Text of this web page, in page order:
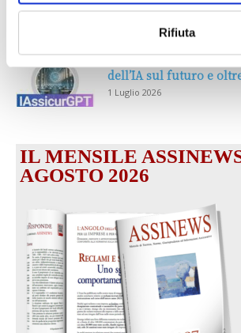
Rifiuta
intermediari partner
1 Luglio 2026
MAGNIFICA
dell’IA sul futuro e
1 Luglio 2026
IL MENSILE
AGOSTO 2026